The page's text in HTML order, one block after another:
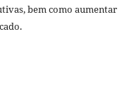
bem como aumentar